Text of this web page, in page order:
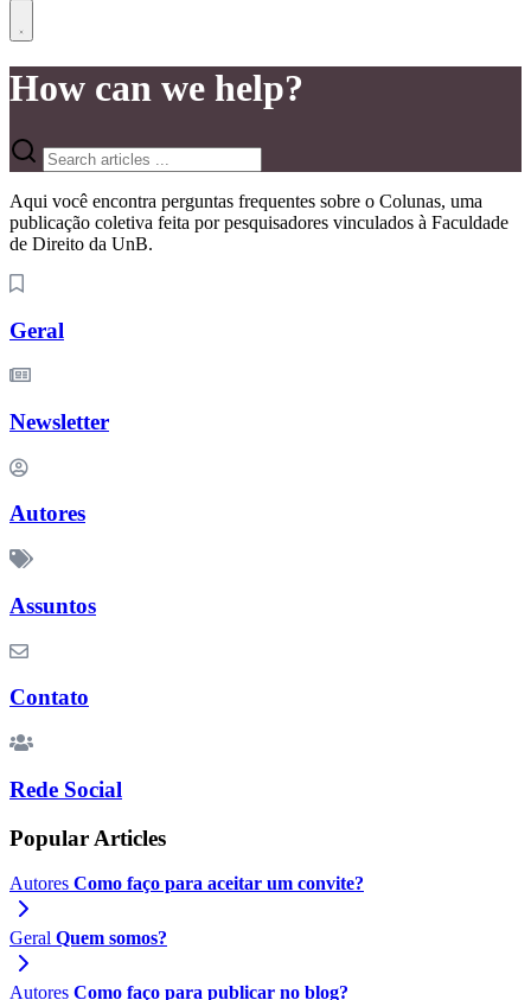
How can we help?
Aqui você encontra perguntas frequentes sobre o Colunas, uma
publicação coletiva feita por pesquisadores vinculados à Faculdade
de Direito da UnB.
Geral
Newsletter
Autores
Assuntos
Contato
Rede Social
Popular Articles
Autores Como faço para aceitar um convite?
Geral Quem somos?
Autores Como faço para publicar no blog?